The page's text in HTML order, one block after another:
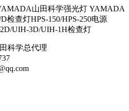
山田科学强光灯 YAMADA
检查灯HPS-150/HPS-250电源
UIH-3D/UIH-1H检查灯
科学总代理